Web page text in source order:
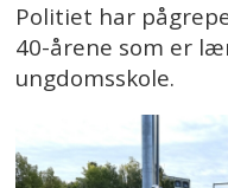
Politiet har
40-årene som er
ungdomsskole.